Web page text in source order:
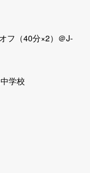
フ（40分×2）＠J-
学校